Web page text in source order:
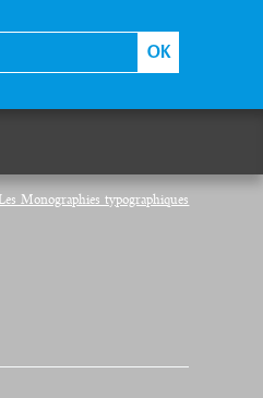
Monographies typographiques